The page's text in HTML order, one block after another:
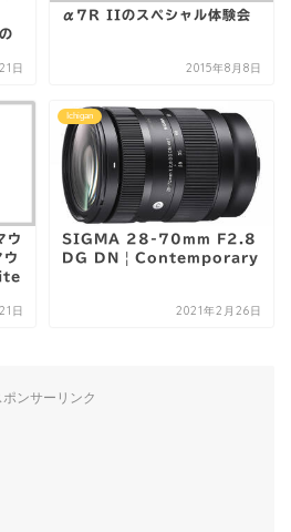
日
α7R IIのスペシャル体験会
2015年8月8日
ウ
ウ
日
Ichigan
SIGMA 28-70mm F2.8
DG DN | Contemporary
2021年2月26日
ポンサーリンク